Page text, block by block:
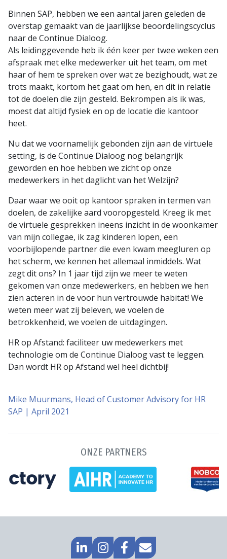
Binnen SAP, hebben we een aantal jaren geleden de
overstap gemaakt van de jaarlijkse beoordelingscyclus
naar de Continue Dialoog.
Als leidinggevende heb ik één keer per twee weken een
afspraak met elke medewerker uit het team, om met
haar of hem te spreken over wat ze bezighoudt, wat ze
trots maakt, kortom het gaat om hen, en dit in relatie
tot de doelen die zijn gesteld. Bekrompen als ik was,
moest dat altijd fysiek en op de locatie die kantoor
heet.
Nu dat we voornamelijk gebonden zijn aan de virtuele
setting, is de Continue Dialoog nog belangrijk
geworden en hoe hebben we zicht op onze
medewerkers in het daglicht van het Welzijn?
Daar waar we ooit op kantoor spraken in termen van
doelen, de zakelijke aard vooropgesteld. Kreeg ik met
de virtuele gesprekken ineens inzicht in de woonkamer
van mijn collegae, ik zag kinderen lopen, een
voorbijlopende partner die even kwam meegluren op
het scherm, we kennen het allemaal inmiddels. Wat
zegt dit ons? In 1 jaar tijd zijn we meer te weten
gekomen van onze medewerkers, en hebben we hen
zien acteren in de voor hun vertrouwde habitat! We
weten meer wat zij beleven, we voelen de
betrokkenheid, we voelen de uitdagingen.
HR op Afstand: faciliteer uw medewerkers met
technologie om de Continue Dialoog vast te leggen.
Dan wordt HR op Afstand wel heel dichtbij!
Mike Muurmans, Head of Customer Advisory for HR
SAP | April 2021
ONZE PARTNERS
GA GO GA MAIL